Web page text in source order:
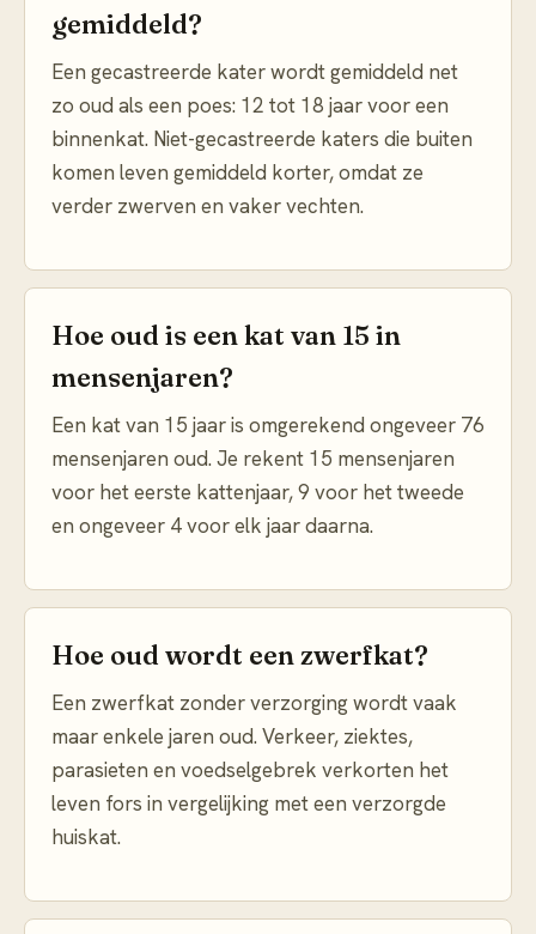
gemiddeld?
Een gecastreerde kater wordt gemiddeld net
zo oud als een poes: 12 tot 18 jaar voor een
binnenkat. Niet-gecastreerde katers die buiten
komen leven gemiddeld korter, omdat ze
verder zwerven en vaker vechten.
Hoe oud is een kat van 15 in
mensenjaren?
Een kat van 15 jaar is omgerekend ongeveer 76
mensenjaren oud. Je rekent 15 mensenjaren
voor het eerste kattenjaar, 9 voor het tweede
en ongeveer 4 voor elk jaar daarna.
Hoe oud wordt een zwerfkat?
Een zwerfkat zonder verzorging wordt vaak
maar enkele jaren oud. Verkeer, ziektes,
parasieten en voedselgebrek verkorten het
leven fors in vergelijking met een verzorgde
huiskat.